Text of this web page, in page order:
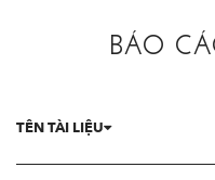
BÁO
TÊN TÀI LIỆU